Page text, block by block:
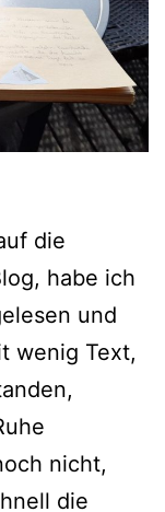
die
habe ich
und
wenig Text,
nicht,
die